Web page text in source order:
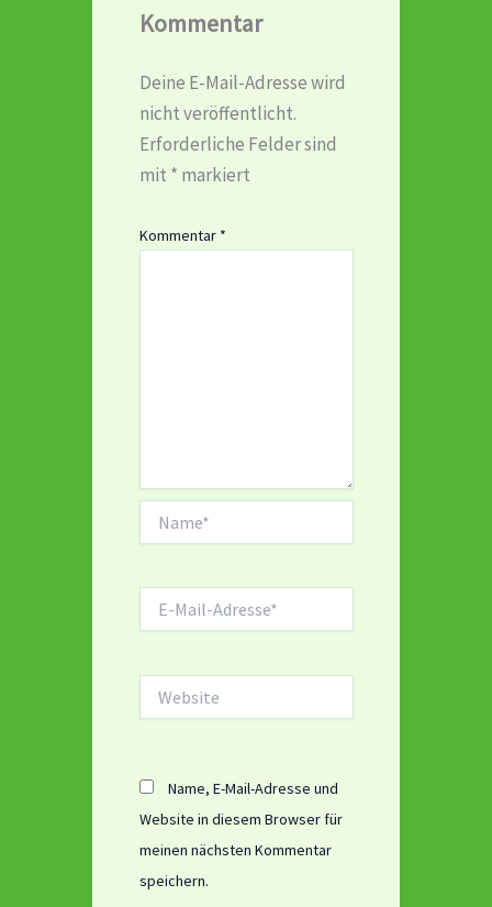
Kommentar
Deine E-Mail-Adresse wird
nicht veröffentlicht.
Erforderliche Felder sind
mit * markiert
Kommentar *
Mail-
Name, E-Mail-Adresse und
Website in diesem Browser für
meinen nächsten Kommentar
speichern.